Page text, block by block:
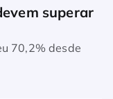
superar
70,2% desde